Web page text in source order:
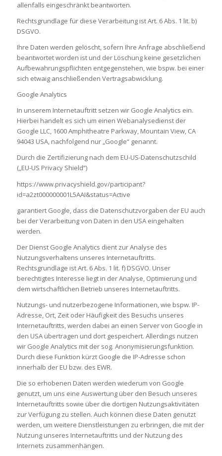
allenfalls eingeschränkt beantworten.
Rechtsgrundlage für diese Verarbeitung ist Art. 6 Abs. 1 lit. b)
DSGVO.
Ihre Daten werden gelöscht, sofern Ihre Anfrage abschließend
beantwortet worden ist und der Löschung keine gesetzlichen
Aufbewahrungspflichten entgegenstehen, wie bspw. bei einer
sich etwaig anschließenden Vertragsabwicklung.
Google Analytics
In unserem Internetauftritt setzen wir Google Analytics ein.
Hierbei handelt es sich um einen Webanalysedienst der
Google LLC, 1600 Amphitheatre Parkway, Mountain View, CA
94043 USA, nachfolgend nur „Google“ genannt.
Durch die Zertifizierung nach dem EU-US-Datenschutzschild
(„EU-US Privacy Shield“)
https://www.privacyshield.gov/participant?
id=a2zt000000001L5AAI&status=Active
garantiert Google, dass die Datenschutzvorgaben der EU auch
bei der Verarbeitung von Daten in den USA eingehalten
werden.
Der Dienst Google Analytics dient zur Analyse des
Nutzungsverhaltens unseres Internetauftritts.
Rechtsgrundlage ist Art. 6 Abs. 1 lit. f) DSGVO. Unser
berechtigtes Interesse liegt in der Analyse, Optimierung und
dem wirtschaftlichen Betrieb unseres Internetauftritts.
Nutzungs- und nutzerbezogene Informationen, wie bspw. IP-
Adresse, Ort, Zeit oder Häufigkeit des Besuchs unseres
Internetauftritts, werden dabei an einen Server von Google in
den USA übertragen und dort gespeichert. Allerdings nutzen
wir Google Analytics mit der sog. Anonymisierungsfunktion.
Durch diese Funktion kürzt Google die IP-Adresse schon
innerhalb der EU bzw. des EWR.
Die so erhobenen Daten werden wiederum von Google
genutzt, um uns eine Auswertung über den Besuch unseres
Internetauftritts sowie über die dortigen Nutzungsaktivitäten
zur Verfügung zu stellen. Auch können diese Daten genutzt
werden, um weitere Dienstleistungen zu erbringen, die mit der
Nutzung unseres Internetauftritts und der Nutzung des
Internets zusammenhängen.